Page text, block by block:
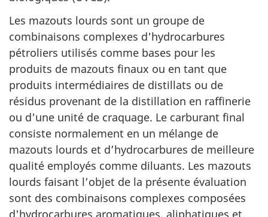
Les mazouts lourds sont un groupe de
combinaisons complexes d'hydrocarbures
pétroliers utilisés comme bases pour les
produits de mazouts finaux ou en tant que
produits intermédiaires de distillats ou de
résidus provenant de la distillation en raffinerie
ou d'une unité de craquage. Le carburant final
consiste normalement en un mélange de
mazouts lourds et d’hydrocarbures de meilleure
qualité employés comme diluants. Les mazouts
lourds faisant l’objet de la présente évaluation
sont des combinaisons complexes composées
d'hydrocarbures aromatiques, aliphatiques et